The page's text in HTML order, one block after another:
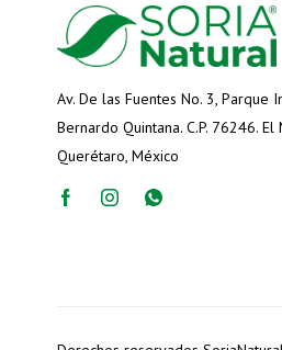
Av. De las Fuentes No. 3, Parque
Bernardo Quintana. C.P. 76246. El
Querétaro, México